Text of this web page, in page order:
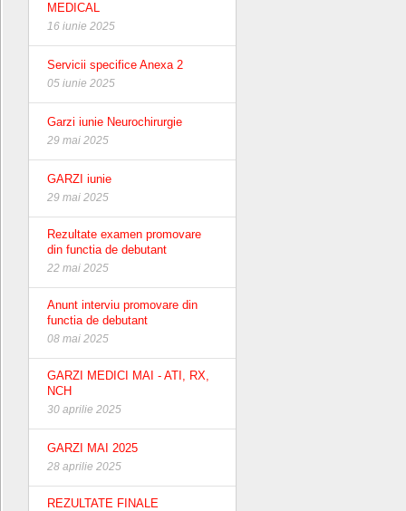
MEDICAL
16 iunie 2025
Servicii specifice Anexa 2
05 iunie 2025
Garzi iunie Neurochirurgie
29 mai 2025
GARZI iunie
29 mai 2025
Rezultate examen promovare
din functia de debutant
22 mai 2025
Anunt interviu promovare din
functia de debutant
08 mai 2025
GARZI MEDICI MAI - ATI, RX,
NCH
30 aprilie 2025
GARZI MAI 2025
28 aprilie 2025
REZULTATE FINALE